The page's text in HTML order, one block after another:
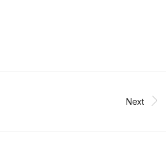
Next